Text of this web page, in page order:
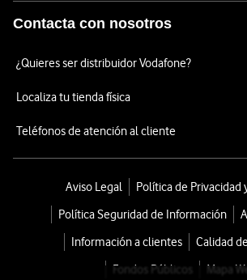
Contacta con nosotros
¿Quieres ser distribuidor Vodafone?
Localiza tu tienda física
Teléfonos de atención al cliente
Aviso Legal
Política de Privacidad
Política Seguridad de Información
Información a clientes
Calidad
Fondos Públicos
Mapa